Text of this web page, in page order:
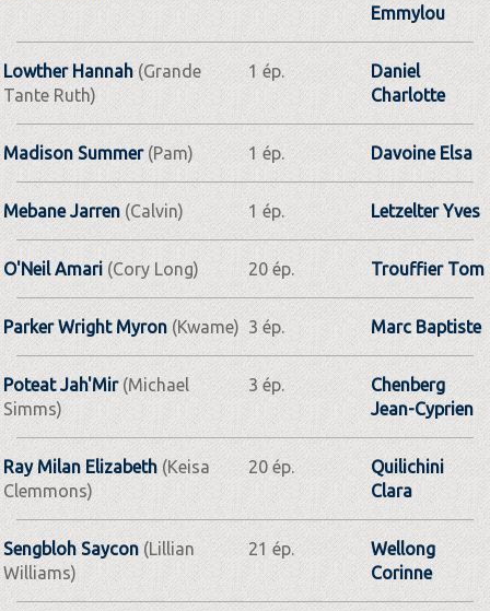
Emmylou
Lowther Hannah(Grande
Tante Ruth)
1 ép.
Daniel
Charlotte
Madison Summer(Pam) 1 ép. Davoine Elsa
Mebane Jarren (Calvin) 1 ép. Letzelter Yves
O'Neil Amari(Cory Long) 20 ép. Trouffier Tom
Parker Wright Myron (Kwame) 3 ép. Marc Baptiste
Poteat Jah'Mir(Michael
Simms)
3 ép.
Chenberg
Jean-Cyprien
Ray Milan Elizabeth (Keisa
Clemmons)
20 ép.
Quilichini
Clara
Sengbloh Saycon(Lillian
Williams)
21 ép.
Wellong
Corinne